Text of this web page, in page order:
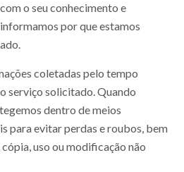
o seu conhecimento e
por que estamos
coletadas pelo tempo
serviço solicitado. Quando
dentro de meios
​​para evitar perdas e roubos, bem
uso ou modificação não